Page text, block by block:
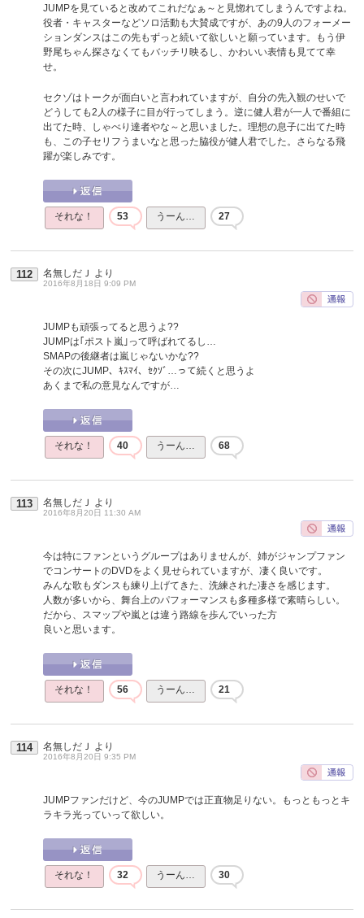
JUMPを見ていると改めてこれだなぁ～と見惚れてしまうんですよね。
役者・キャスターなどソロ活動も大賛成ですが、あの9人のフォーメー
ションダンスはこの先もずっと続いて欲しいと願っています。もう伊
野尾ちゃん探さなくてもバッチリ映るし、かわいい表情も見てて幸
せ。
セクゾはトークが面白いと言われていますが、自分の先入観のせいで
どうしても2人の様子に目が行ってしまう。逆に健人君が一人で番組に
出てた時、しゃべり達者やな～と思いました。理想の息子に出てた時
も、この子セリフうまいなと思った脇役が健人君でした。さらなる飛
躍が楽しみです。
それな！ 53 うーん… 27
112 名無しだＪ より
2016年8月18日 9:09 PM
JUMPも頑張ってると思うよ??
JUMPは｢ポスト嵐｣って呼ばれてるし…
SMAPの後継者は嵐じゃないかな??
その次にJUMP、ｷｽﾏｲ、ｾｸｿﾞ…って続くと思うよ
あくまで私の意見なんですが…
それな！ 40 うーん… 68
113 名無しだＪ より
2016年8月20日 11:30 AM
今は特にファンというグループはありませんが、姉がジャンプファン
でコンサートのDVDをよく見せられていますが、凄く良いです。
みんな歌もダンスも練り上げてきた、洗練された凄さを感じます。
人数が多いから、舞台上のパフォーマンスも多種多様で素晴らしい。
だから、スマップや嵐とは違う路線を歩んでいった方
良いと思います。
それな！ 56 うーん… 21
114 名無しだＪ より
2016年8月20日 9:35 PM
JUMPファンだけど、今のJUMPでは正直物足りない。もっともっとキ
ラキラ光っていって欲しい。
それな！ 32 うーん… 30